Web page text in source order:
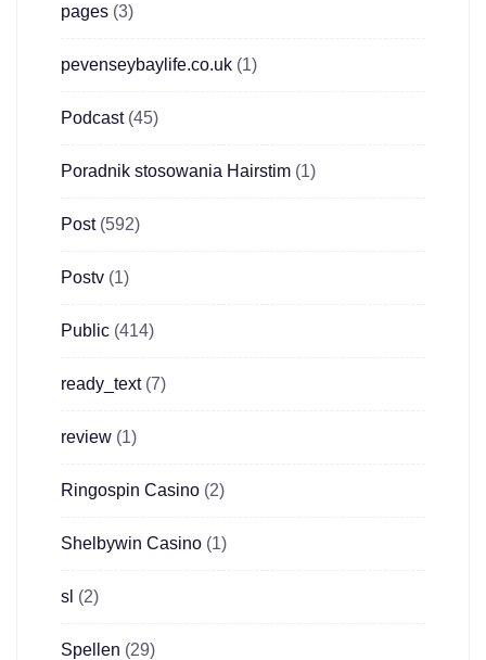
pages (3)
pevenseybaylife.co.uk (1)
Podcast(45)
Poradnik stosowania Hairstim (1)
Post(592)
Postv (1)
Public (414)
ready_text(7)
review (1)
Ringospin Casino (2)
Shelbywin Casino (1)
sl (2)
Spellen (29)